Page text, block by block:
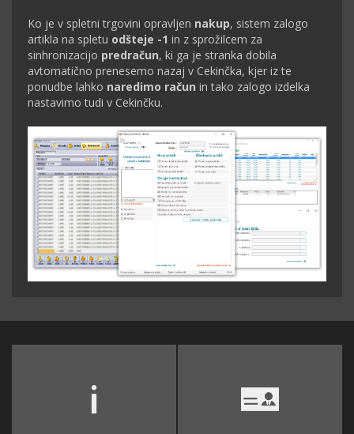
Ko je v spletni trgovini opravljen nakup, sistem zalogo
artikla na spletu odšteje -1 in z sprožilcem za
sinhronizacijo predračun, ki ga je stranka dobila
avtomatično prenesemo nazaj v Cekinčka, kjer iz te
ponudbe lahko naredimo račun in tako zalogo izdelka
nastavimo tudi v Cekinčku.